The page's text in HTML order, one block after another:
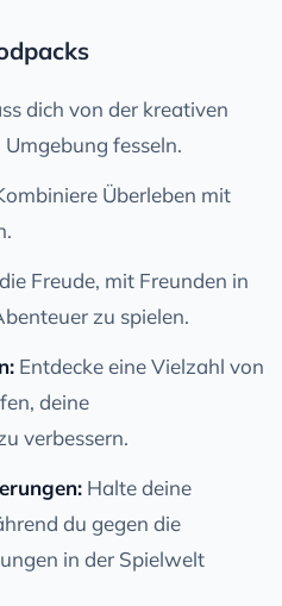
dich von der kreativen
fesseln.
Überleben mit
Freude, mit Freunden in
zu spielen.
Entdecke eine Vielzahl von
deine
verbessern.
Halte deine
du gegen die
in der Spielwelt